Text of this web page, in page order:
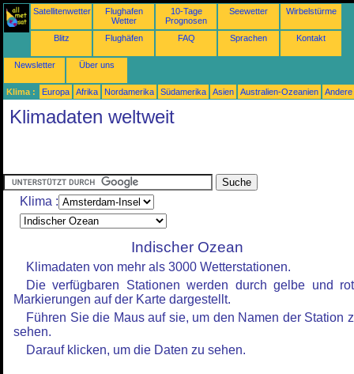
Satellitenwetter
Flughafen
Wetter
10-Tage
Prognosen
Seewetter Wirbelstürme
Blitz Flughäfen FAQ Sprachen Kontakt
Newsletter Über uns
Klima : Europa Afrika Nordamerika Südamerika Asien Australien-Ozeanien Andere
Klimadaten weltweit
Klima :
Indischer Ozean
Klimadaten von mehr als 3000 Wetterstationen.
Die verfügbaren Stationen werden durch gelbe und
Markierungen auf der Karte dargestellt.
Führen Sie die Maus auf sie, um den Namen der Station
sehen.
Darauf klicken, um die Daten zu sehen.